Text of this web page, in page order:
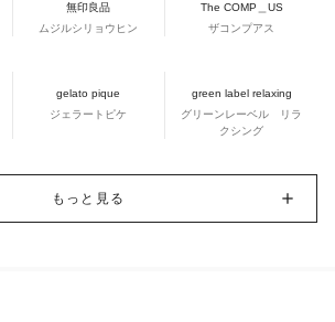
無印良品
ムジルシリョウヒン
The COMP＿US
ザコンプアス
gelato pique
ジェラートピケ
green label relaxing
グリーンレーベル リラ
クシング
もっと見る